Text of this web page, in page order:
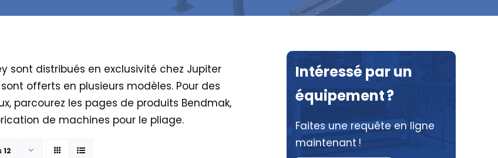
sont distribués en exclusivité chez Jupiter
offerts en plusieurs modèles. Pour des
parcourez les pages de produits Bendmak,
de machines pour le pliage.
Intéressé par un
équipement ?
Faites une requête en ligne
maintenant !